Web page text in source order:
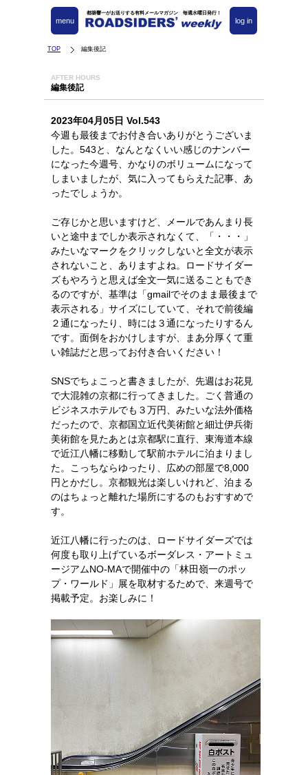
都築響一がお送りする有料メールマガジン 毎週水曜日発行！
log in
menu
TOP 編集後記
AFTER HOURS
編集後記
2023年04月05日 Vol.543
今週も最後までお付き合いありがとうございま
した。543と、なんとなくいい感じのナンバー
になった今週号、かなりのボリュームになって
しまいましたが、気に入ってもらえた記事、あ
ったでしょうか。
ご存じかと思いますけど、メールであんまり長
いと途中までしか表示されなくて、「・・・」
みたいなマークをクリックしないと全文が表示
されないこと、ありますよね。ロードサイダー
ズもやろうと思えば全文一気に送ることもでき
るのですが、基準は「gmailでそのまま最後まで
表示される」サイズにしていて、それで前後編
２通になったり、時には３通になったりするん
です。面倒をおかけしますが、まあ分厚くて重
い雑誌だと思ってお付き合いください！
SNSでちょこっと書きましたが、先週はお花見
で大混雑の京都に行ってきました。ごく普通の
ビジネスホテルでも３万円、みたいな法外価格
だったので、京都国立近代美術館と細辻伊兵衛
美術館を見たあとは京都駅に直行、東海道本線
で近江八幡に移動して駅前ホテルに泊まりまし
た。こっちならゆったり、広めの部屋で8,000
円とかだし。京都観光は楽しいけれど、泊まる
のはちょっと離れた場所にするのもおすすめで
す。
近江八幡に行ったのは、ロードサイダーズでは
何度も取り上げているボーダレス・アートミュ
ージアムNO-MAで開催中の「林田嶺一のポッ
プ・ワールド」展を取材するためで、来週号で
掲載予定。お楽しみに！